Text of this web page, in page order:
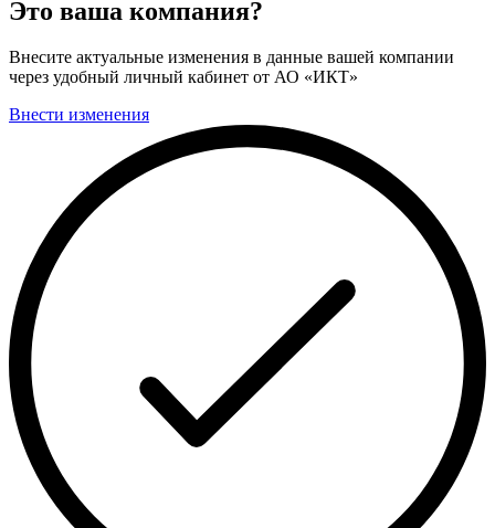
Это ваша компания?
Внесите актуальные изменения в данные вашей компании
через удобный личный кабинет от АО «ИКТ»
Внести изменения